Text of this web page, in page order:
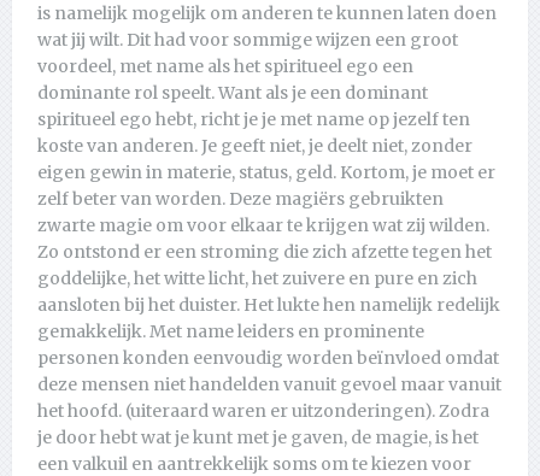
is namelijk mogelijk om anderen te kunnen laten doen
wat jij wilt. Dit had voor sommige wijzen een groot
voordeel, met name als het spiritueel ego een
dominante rol speelt. Want als je een dominant
spiritueel ego hebt, richt je je met name op jezelf ten
koste van anderen. Je geeft niet, je deelt niet, zonder
eigen gewin in materie, status, geld. Kortom, je moet er
zelf beter van worden. Deze magiërs gebruikten
zwarte magie om voor elkaar te krijgen wat zij wilden.
Zo ontstond er een stroming die zich afzette tegen het
goddelijke, het witte licht, het zuivere en pure en zich
aansloten bij het duister. Het lukte hen namelijk redelijk
gemakkelijk. Met name leiders en prominente
personen konden eenvoudig worden beïnvloed omdat
deze mensen niet handelden vanuit gevoel maar vanuit
het hoofd. (uiteraard waren er uitzonderingen). Zodra
je door hebt wat je kunt met je gaven, de magie, is het
een valkuil en aantrekkelijk soms om te kiezen voor